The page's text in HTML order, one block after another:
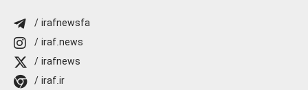
/ irafnewsfa
/ iraf.news
/ irafnews
/ iraf.ir